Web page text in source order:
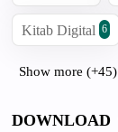
Kitab Digital 6
Show more (+45)
DOWNLOAD